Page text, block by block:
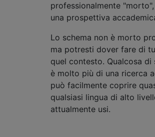
professionalmente
una prospettiva
Lo schema non è morto
ma potresti dover fare di
quel contesto. Qualcosa di
è molto più di una ricerca
può facilmente coprire
qualsiasi lingua di alto
attualmente usi.